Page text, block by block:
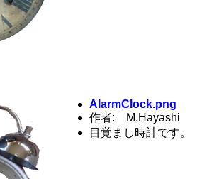
AlarmClock.png
作者: M.Hayashi
目覚まし時計です。